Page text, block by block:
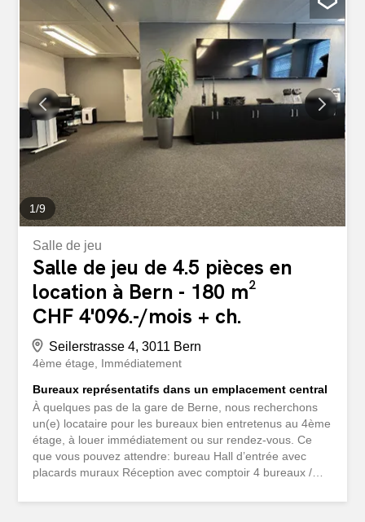
31. Oktober 2026 (mind. 1 Monat) Mit Blick über das
Berner Oberland (temporär), 85m², im 23. Stock, mit Lift,
1 Balkon, 1 Einstellhallenplatz, Autobahneinfahrt in der
Nähe. Inkl. Heizung, Strom, Wasser, Internet, TV (inkl.
Anschluss und Abo), ...
1/9
Salle de jeu
Salle de jeu de 4.5 pièces en
location à Bern - 180 m²
CHF 4'096.-/mois + ch.
Seilerstrasse 4, 3011 Bern
4ème étage
Immédiatement
Bureaux représentatifs dans un emplacement central
À quelques pas de la gare de Berne, nous recherchons
un(e) locataire pour les bureaux bien entretenus au 4ème
étage, à louer immédiatement ou sur rendez-vous. Ce
que vous pouvez attendre: bureau Hall d’entrée avec
placards muraux Réception avec comptoir 4 bureaux /
180.3 m2 à CHF 250.00/m2/p.a., soit CHF 3 756.00/mois